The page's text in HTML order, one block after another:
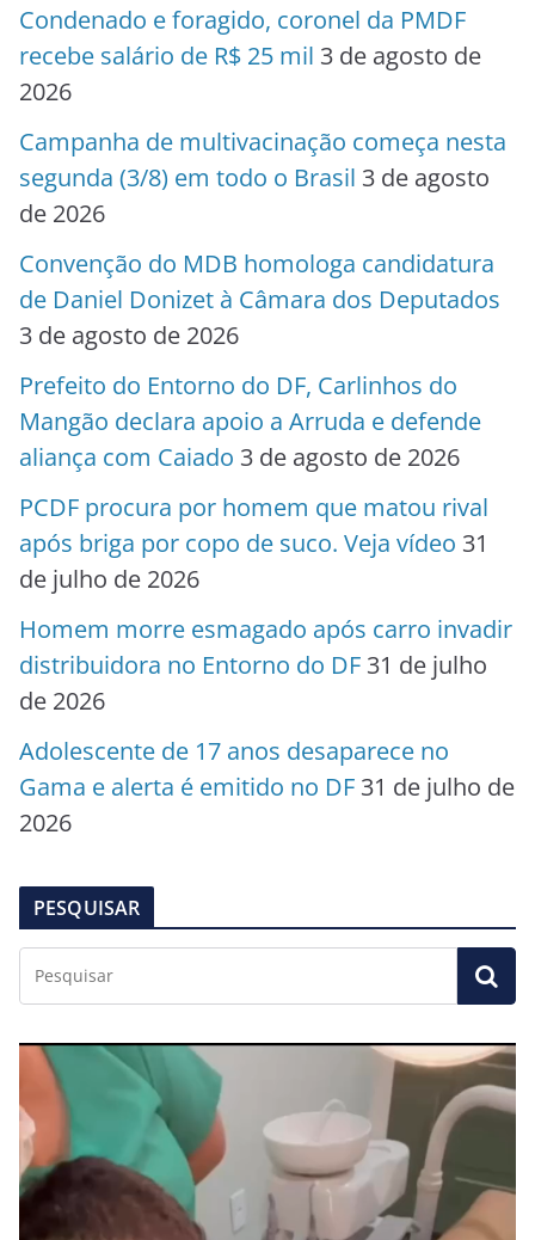
Condenado e foragido, coronel da PMDF
recebe salário de R$ 25 mil 3 de agosto de
2026
Campanha de multivacinação começa nesta
segunda (3/8) em todo o Brasil 3 de agosto
de 2026
Convenção do MDB homologa candidatura
de Daniel Donizet à Câmara dos Deputados
3 de agosto de 2026
Prefeito do Entorno do DF, Carlinhos do
Mangão declara apoio a Arruda e defende
aliança com Caiado 3 de agosto de 2026
PCDF procura por homem que matou rival
após briga por copo de suco. Veja vídeo 31
de julho de 2026
Homem morre esmagado após carro invadir
distribuidora no Entorno do DF 31 de julho
de 2026
Adolescente de 17 anos desaparece no
Gama e alerta é emitido no DF 31 de julho de
2026
PESQUISAR